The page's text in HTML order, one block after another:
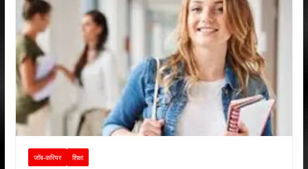
जॉब-करियर शिक्षा